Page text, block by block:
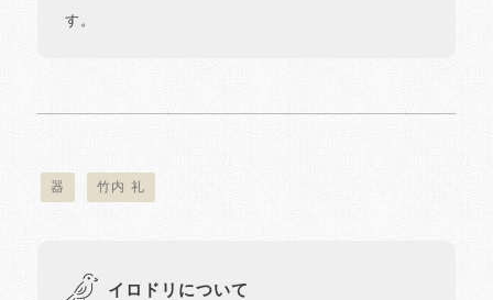
す。
器 竹内 礼
イロドリについて